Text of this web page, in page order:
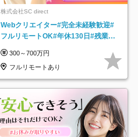
株式会社SC direct
Webクリエイター#完全未経験歓迎#
フルリモートOK#年休130日#残業月
300～700万円
フルリモートあり